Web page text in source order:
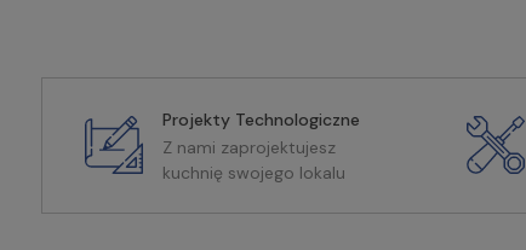
Projekty Technologiczne
Z nami zaprojektujesz
kuchnię swojego lokalu